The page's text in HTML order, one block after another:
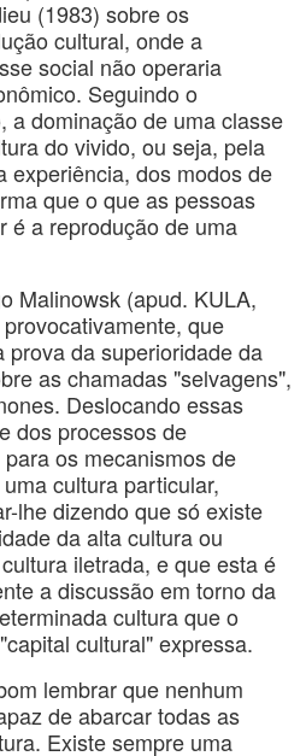
(1983) sobre os
cultural, onde a
social não operaria
Seguindo o
a dominação de uma classe
do vivido, ou seja, pela
experiência, dos modos de
que o que as pessoas
é a reprodução de uma
Malinowsk (apud. KULA,
que
prova da superioridade da
as chamadas "selvagens",
Deslocando essas
dos processos de
os mecanismos de
cultura particular,
lhe dizendo que só existe
da alta cultura ou
iletrada, e que esta é
a discussão em torno da
cultura que o
cultural" expressa.
lembrar que nenhum
de abarcar todas as
Existe sempre uma